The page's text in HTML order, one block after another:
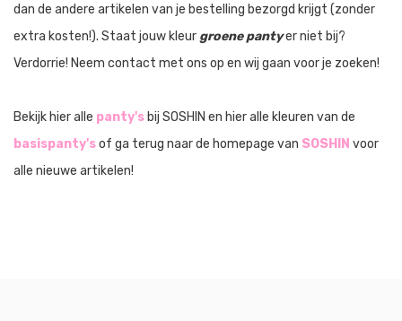
dan de andere artikelen van je bestelling bezorgd krijgt (zonder
extra kosten!). Staat jouw kleur groene pantyer niet bij?
Verdorrie! Neem contact met ons op en wij gaan voor je zoeken!
Bekijk hier alle panty's bij SOSHIN en hier alle kleuren van de
basispanty'sof ga terug naar de homepage van SOSHIN voor
alle nieuwe artikelen!